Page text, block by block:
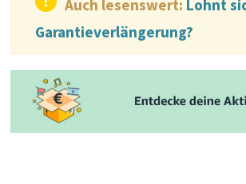
Auch lesenswert: Lohnt
Garantieverlängerung?